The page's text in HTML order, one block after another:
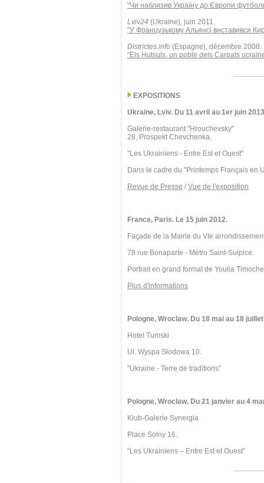
"Чи наблизив Україну до Європи
Lviv24 (Ukraine), juin 2011.
"У Французькому Альянсі виставився
Districtes.info (Espagne), décembre 2008.
"Els Hutsuls, un poble dels Carpats
EXPOSITIONS
Ukraine, Lviv. Du 11 avril au 1er juin
Galerie-restaurant "Hrouchevsky"
28, Prospekt Chevchenka.
"Les Ukrainiens - Entre Est et Ouest"
Dans le cadre du "Printemps Français en
Revue de Presse /Vue de l'exposition
France, Paris. Le 15 juin 2012.
Façade de la Mairie du VIe
78 rue Bonaparte - Métro Saint-Sulpice.
Portrait en grand format de Youlia
Plus d'informations
Pologne, Wroclaw. Du 18 mai au 18
Hotel Tumski
Ul. Wyspa Słodowa 10.
"Ukraine - Terre de traditions"
Pologne, Wroclaw. Du 21 janvier au 4
Klub-Galerie Synergia
Place Solny 16.
“Les Ukrainiens – Entre Est et Ouest”